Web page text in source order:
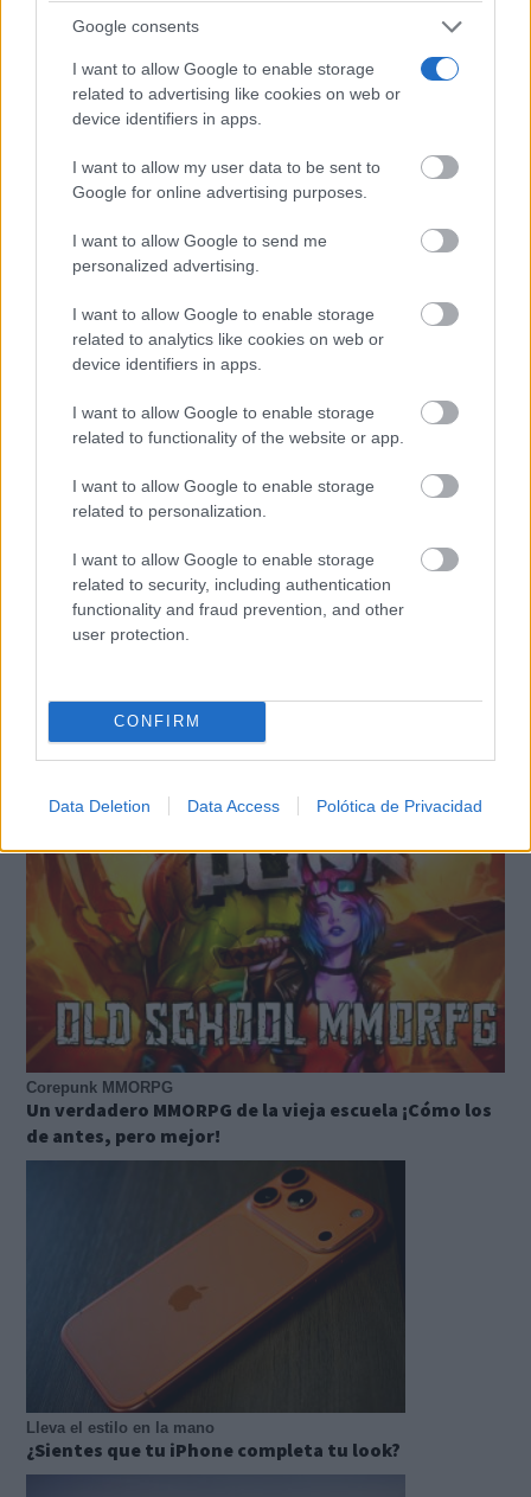
Google consents
I want to allow Google to enable storage
related to advertising like cookies on web or
device identifiers in apps.
I want to allow my user data to be sent to
Google for online advertising purposes.
I want to allow Google to send me
personalized advertising.
I want to allow Google to enable storage
related to analytics like cookies on web or
device identifiers in apps.
I want to allow Google to enable storage
related to functionality of the website or app.
I want to allow Google to enable storage
related to personalization.
I want to allow Google to enable storage
related to security, including authentication
functionality and fraud prevention, and other
user protection.
CONFIRM
Data Deletion Data Access Polótica de Privacidad
Quinto premio con 300 euros patrocinados por
Merkamueble se ha ido aFuente el Fresno
`Méjico Inmortal´.
Sexto premiocon 200 euros patrocinados con 100
euros por `la Peña los Cansaliebres´ que fue a parar
Puntillo de Miguelturra
`Los Guardias de Richeleu´.
Todos los grupos participantes que hayan
cumplido las bases han sido obsequiados con
jamón, queso de la tierra, una botella de vino de
`Viña Cuerva´ además de la cerámica del
Carnaval 2025.
TE RECOMENDAMOS
Corepunk MMORPG
Un verdadero MMORPG de la vieja escuela ¡Cómo los
de antes, pero mejor!
Lleva el estilo en la mano
¿Sientes que tu iPhone completa tu look?